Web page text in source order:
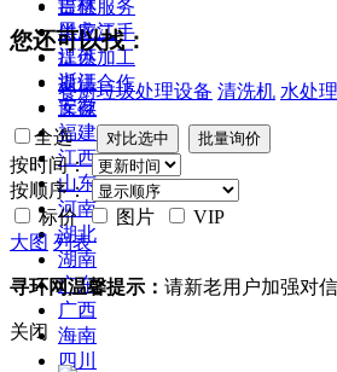
吉林
黑龙江
江苏
浙江
安徽
福建
江西
山东
河南
湖北
湖南
广东
广西
海南
四川
提供服务
供应二手
提供加工
提供合作
库存
您还可以找：
餐厨垃圾处理设备 清洗机 水处理
全选
按时间：
按顺序：
标价
图片
VIP
大图 列表
寻环网温馨提示： 请新老用户加强对
关闭